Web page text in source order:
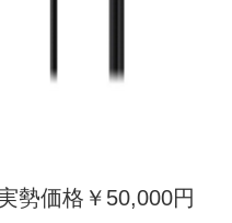
実勢価格￥50,000円